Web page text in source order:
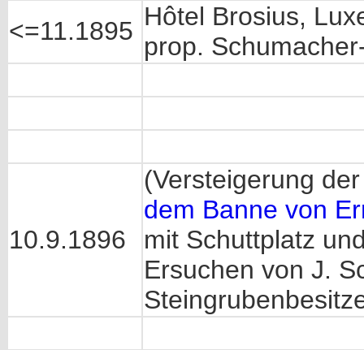
<=11.1895 Hôtel Brosius,
prop.
10.9.1896
(Versteigerung
dem Banne von
mit Schuttplatz
Ersuchen von J.